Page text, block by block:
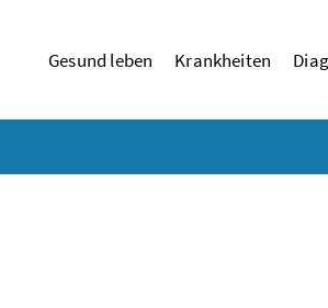
Gesund leben Krankheiten